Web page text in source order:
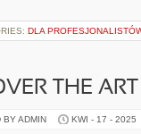
DLA
THE
BY ADMIN KWI - 17 - 2025